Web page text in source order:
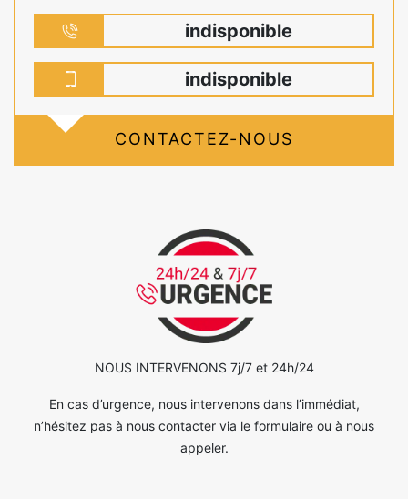
indisponible
indisponible
CONTACTEZ-NOUS
NOUS INTERVENONS 7j/7 et 24h/24
En cas d’urgence, nous intervenons dans l’immédiat,
n’hésitez pas à nous contacter via le formulaire ou à nous
appeler.